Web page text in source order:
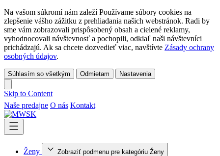
Na vašom súkromí nám zaleží Používame súbory cookies na
zlepšenie vášho zážitku z prehliadania našich webstránok. Radi by
sme vám zobrazovali prispôsobený obsah a cielené reklamy,
vyhodnocovali návštevnosť a pochopili, odkiaľ naši návštevníci
prichádzajú. Ak sa chcete dozvedieť viac, navštívte Zásady ochrany
osobných údajov.
Súhlasím so všetkým Odmietam Nastavenia
Skip to Content
Naše predajne O nás Kontakt
Ženy Zobraziť podmenu pre kategóriu Ženy